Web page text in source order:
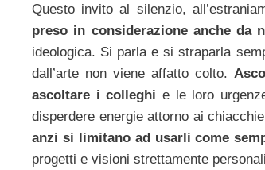
Questo invito al silenzio,
preso in considerazione anche da
ideologica. Si parla e si straparla
dall’arte non viene affatto colto.
ascoltare i colleghi e le loro
disperdere energie attorno ai
anzi si limitano ad usarli come
progetti e visioni strettamente